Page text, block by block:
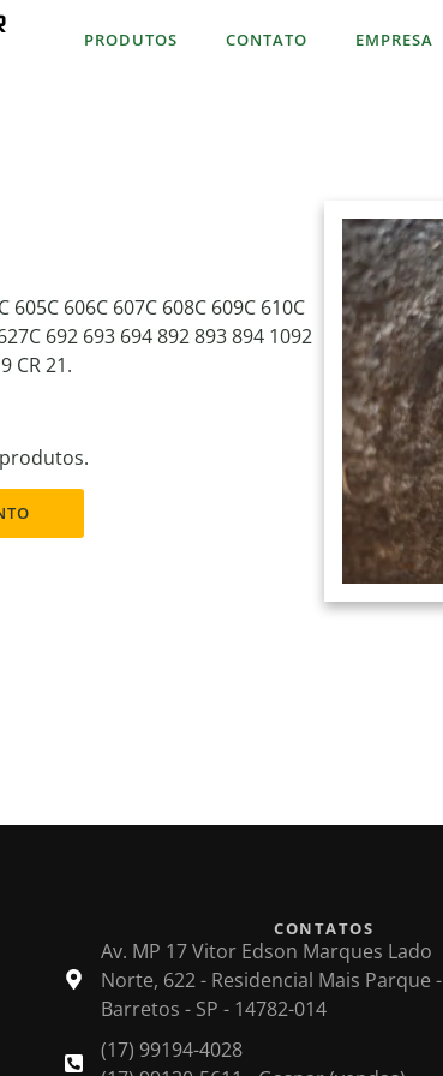
PRODUTOS CONTATO EMPRESA
606C 607C 608C 609C 610C
692 693 694 892 893 894 1092
CR 21.
CONTATOS
Av. MP 17 Vitor Edson Marques Lado
Norte, 622 - Residencial Mais Parque -
Barretos - SP - 14782-014
(17) 99194-4028